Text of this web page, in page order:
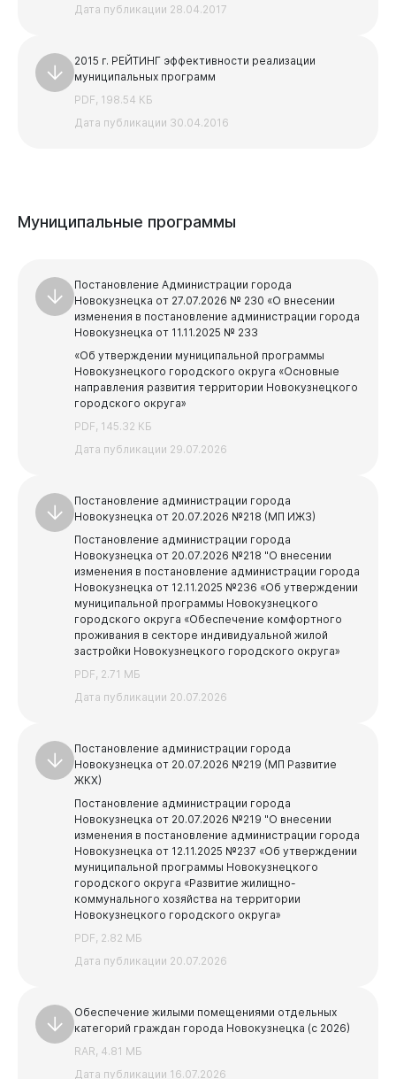
Бизнесу
Документы
Дата публикации 28.04.2017
2015 г. РЕЙТИНГ эффективности реализации
муниципальных программ
PDF, 198.54 КБ
Дата публикации 30.04.2016
Муниципальные программы
Постановление Администрации города
Новокузнецка от 27.07.2026 № 230 «О внесении
изменения в постановление администрации города
Новокузнецка от 11.11.2025 № 233
«Об утверждении муниципальной программы
Новокузнецкого городского округа «Основные
направления развития территории Новокузнецкого
городского округа»
PDF, 145.32 КБ
Дата публикации 29.07.2026
Постановление администрации города
Новокузнецка от 20.07.2026 №218 (МП ИЖЗ)
Постановление администрации города
Новокузнецка от 20.07.2026 №218 "О внесении
изменения в постановление администрации города
Новокузнецка от 12.11.2025 №236 «Об утверждении
муниципальной программы Новокузнецкого
городского округа «Обеспечение комфортного
проживания в секторе индивидуальной жилой
застройки Новокузнецкого городского округа»
PDF, 2.71 МБ
Дата публикации 20.07.2026
Постановление администрации города
Новокузнецка от 20.07.2026 №219 (МП Развитие
ЖКХ)
Постановление администрации города
Новокузнецка от 20.07.2026 №219 "О внесении
изменения в постановление администрации города
Новокузнецка от 12.11.2025 №237 «Об утверждении
муниципальной программы Новокузнецкого
городского округа «Развитие жилищно-
коммунального хозяйства на территории
Новокузнецкого городского округа»
PDF, 2.82 МБ
Дата публикации 20.07.2026
Обеспечение жилыми помещениями отдельных
категорий граждан города Новокузнецка (с 2026)
RAR, 4.81 МБ
Дата публикации 16.07.2026